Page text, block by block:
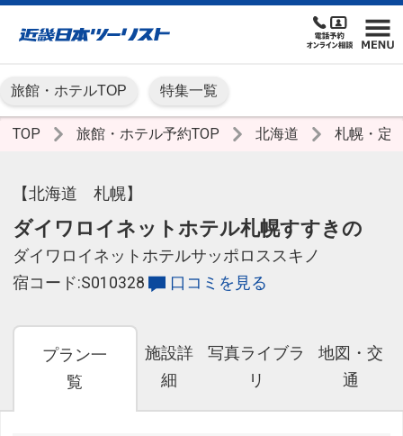
旅館・ホテルTOP 特集一覧
TOP 旅館・ホテル予約TOP 北海道 札幌・定
【北海道 札幌】
ダイワロイネットホテル札幌すすきの
ダイワロイネットホテルサッポロススキノ
宿コード:S010328
口コミを見る
プラン一
覧
施設詳
細
写真ライブラ
リ
地図・交
通